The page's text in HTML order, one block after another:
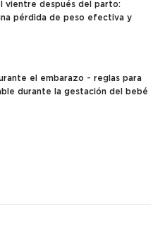
vientre después del parto:
pérdida de peso efectiva y
el embarazo - reglas para
durante la gestación del bebé